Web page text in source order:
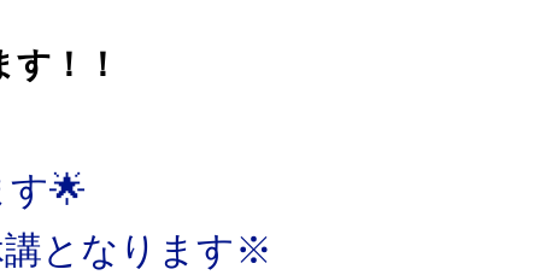
！！
🌟
講となります※